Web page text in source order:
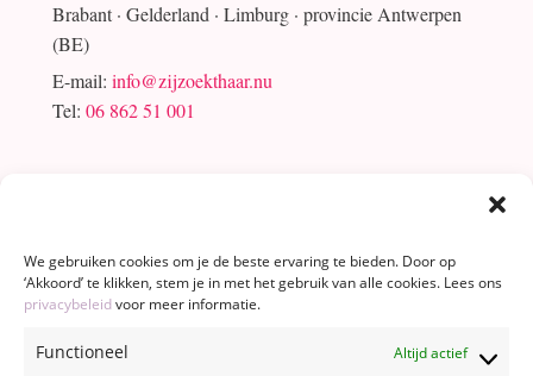
We gebruiken cookies om je de beste ervaring te bieden. Door op
‘Akkoord’ te klikken, stem je in met het gebruik van alle cookies. Lees ons
privacybeleidvoor meer informatie.
Functioneel Altijd actief
Brabant · Gelderland · Limburg · provincie Antwerpen
(BE)
E-mail: info@zijzoekthaar.nu
Tel: 06 862 51 001